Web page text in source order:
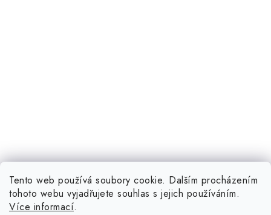
Tento web používá soubory cookie. Dalším procházením
tohoto webu vyjadřujete souhlas s jejich používáním.
Více informací.